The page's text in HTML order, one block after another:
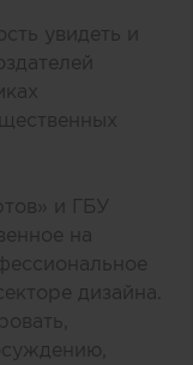
увидеть и
и ГБУ
на
дизайна.